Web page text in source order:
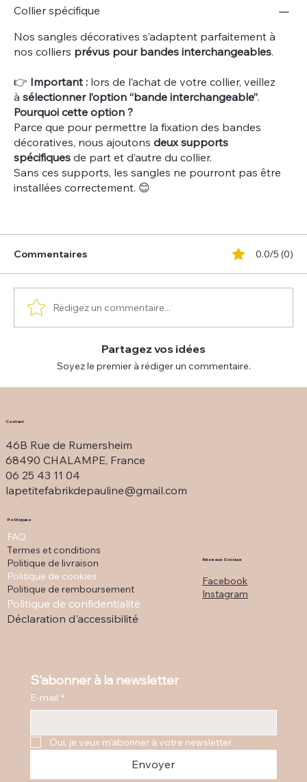
Collier spécifique
Nos sangles décoratives s’adaptent parfaitement à
nos colliers prévus pour bandes interchangeables.
👉 Important : lors de l’achat de votre collier, veillez
à sélectionner l’option “bande interchangeable”.
Pourquoi cette option ?
Parce que pour permettre la fixation des bandes
décoratives, nous ajoutons deux supports
spécifiques de part et d’autre du collier.
Sans ces supports, les sangles ne pourront pas être
installées correctement. 😊
Commentaires 0.0/5 (0)
Rédigez un commentaire...
Partagez vos idées
Soyez le premier à rédiger un commentaire.
Contact
46B Rue de Rumersheim
68490 CHALAMPE, France
06 25 43 11 04
lapetitefabrikdepauline@gmail.com
Politiques
FAQ
Termes et conditions
Politique de livraison
Politique de cookies
Politique de remboursement
Politique de confidentialité
Déclaration d'accessibilité
Réseaux Sociaux
Facebook
Instagram
S'abonner à la newsletter
E-mail *
Oui, je veux m'abonner à votre newsletter.
Envoyer